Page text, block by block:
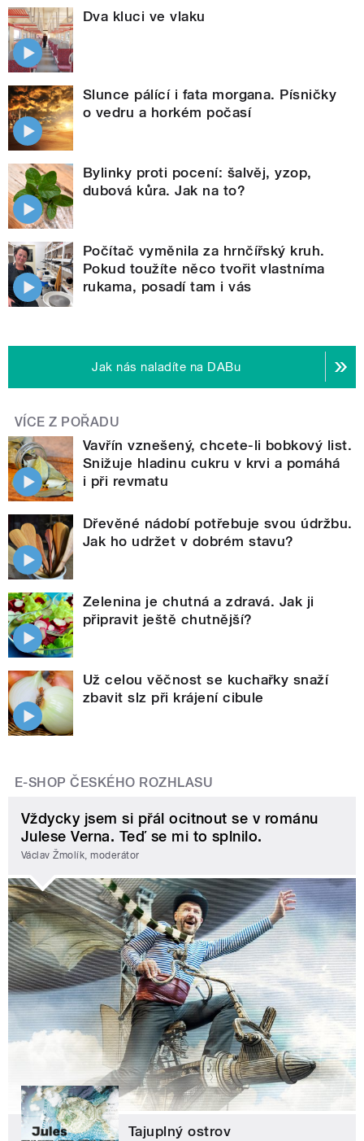
Dva kluci ve vlaku
Slunce pálící i fata morgana. Písničky
o vedru a horkém počasí
Bylinky proti pocení: šalvěj, yzop,
dubová kůra. Jak na to?
Počítač vyměnila za hrnčířský kruh.
Pokud toužíte něco tvořit vlastníma
rukama, posadí tam i vás
Jak nás naladíte na DABu
VÍCE Z POŘADU
Vavřín vznešený, chcete-li bobkový list.
Snižuje hladinu cukru v krvi a pomáhá
i při revmatu
Dřevěné nádobí potřebuje svou údržbu.
Jak ho udržet v dobrém stavu?
Zelenina je chutná a zdravá. Jak ji
připravit ještě chutnější?
Už celou věčnost se kuchařky snaží
zbavit slz při krájení cibule
E-SHOP ČESKÉHO ROZHLASU
Vždycky jsem si přál ocitnout se v románu
Julese Verna. Teď se mi to splnilo.
Václav Žmolík, moderátor
Tajuplný ostrov